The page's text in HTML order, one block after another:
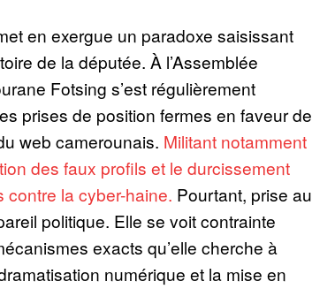
en exergue un paradoxe saisissant
de la députée. À l’Assemblée
Fotsing s’est régulièrement
prises de position fermes en faveur de
web camerounais. Militant notamment
des faux profils et le durcissement
contre la cyber-haine. Pourtant, prise au
politique. Elle se voit contrainte
exacts qu’elle cherche à
numérique et la mise en